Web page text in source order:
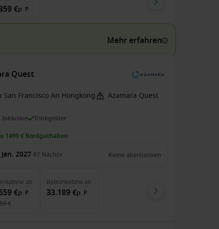
€p. P.
Mehr erfahren
Quest
San Francisco An Hongkong Azamara Quest
Inklusive Trinkgelder
1499 € Bordguthaben
Jan. 2027 87 Nächte Keine alternativen
ab
€p. P.
€
Balkonkabine ab
33.189 €p. P.